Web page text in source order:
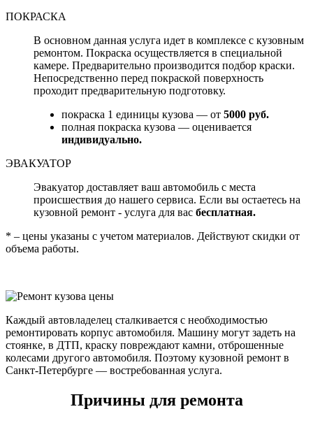
ПОКРАСКА
В основном данная услуга идет в комплексе с кузовным
ремонтом. Покраска осуществляется в специальной
камере. Предварительно производится подбор краски.
Непосредственно перед покраской поверхность
проходит предварительную подготовку.
покраска 1 единицы кузова — от 5000 руб.
полная покраска кузова — оценивается
индивидуально.
ЭВАКУАТОР
Эвакуатор доставляет ваш автомобиль с места
происшествия до нашего сервиса. Если вы остаетесь на
кузовной ремонт - услуга для вас бесплатная.
* – цены указаны с учетом материалов. Действуют скидки от
объема работы.
Каждый автовладелец сталкивается с необходимостью
ремонтировать корпус автомобиля. Машину могут задеть на
стоянке, в ДТП, краску повреждают камни, отброшенные
колесами другого автомобиля. Поэтому кузовной ремонт в
Санкт-Петербурге — востребованная услуга.
Причины для ремонта